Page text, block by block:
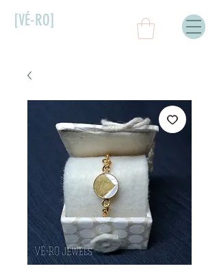
[VÉ-RO]